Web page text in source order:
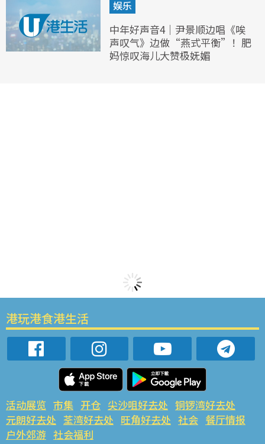
娱乐
中年好声音4｜尹景顺边唱《唉
声叹气》边做“燕式平衡”！肥
妈惊叹海儿大赞极妩媚
港玩港食港生活
活动展览 市集 开仓 尖沙咀好去处 铜锣湾好去处
元朗好去处 荃湾好去处 旺角好去处 社会 餐厅情报
户外郊游 社会福利